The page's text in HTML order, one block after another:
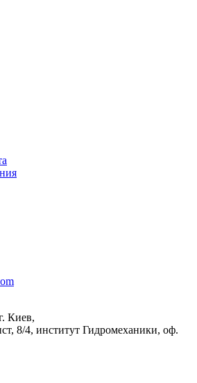
Киев,
8/4, институт Гидромеханики, оф.